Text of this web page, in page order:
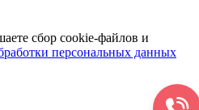
сбор cookie-файлов и
персональных данных